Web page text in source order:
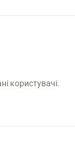
користувачі.